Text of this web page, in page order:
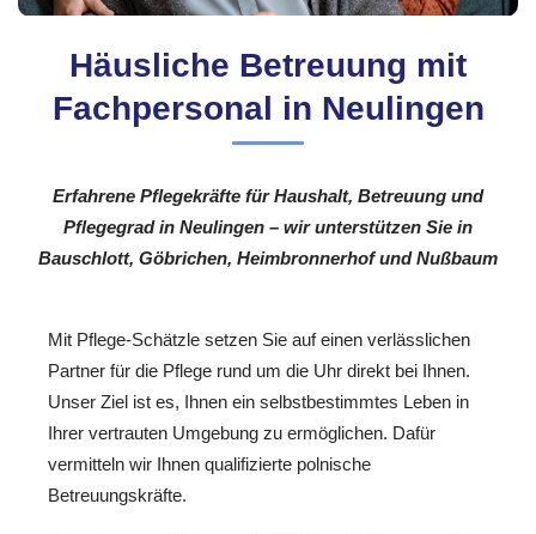
Häusliche Betreuung mit
Fachpersonal in Neulingen
Erfahrene Pflegekräfte für Haushalt, Betreuung und
Pflegegrad in Neulingen – wir unterstützen Sie in
Bauschlott, Göbrichen, Heimbronnerhof und Nußbaum
Mit Pflege-Schätzle setzen Sie auf einen verlässlichen
Partner für die Pflege rund um die Uhr direkt bei Ihnen.
Unser Ziel ist es, Ihnen ein selbstbestimmtes Leben in
Ihrer vertrauten Umgebung zu ermöglichen. Dafür
vermitteln wir Ihnen qualifizierte polnische
Betreuungskräfte.